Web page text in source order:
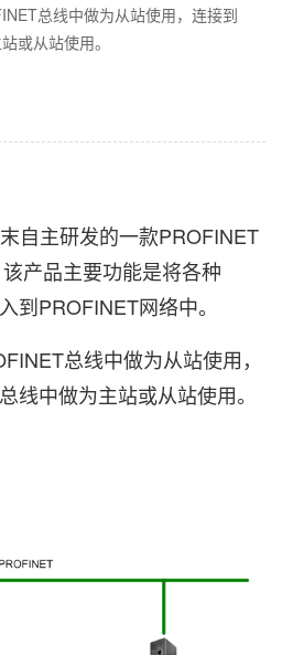
总线中做为从站使用，连接到
或从站使用。
主研发的一款PROFINET
产品主要功能是将各种
到PROFINET网络中。
总线中做为从站使用，
线中做为主站或从站使用。